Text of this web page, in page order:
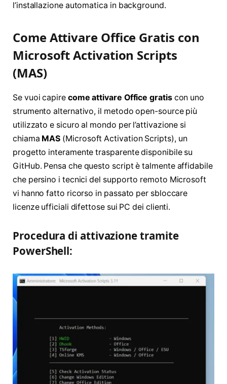
l’installazione automatica in background.
Come Attivare Office Gratis con
Microsoft Activation Scripts
(MAS)
Se vuoi capire come attivare Office gratiscon uno
strumento alternativo, il metodo open-source più
utilizzato e sicuro al mondo per l’attivazione si
chiama MAS (Microsoft Activation Scripts), un
progetto interamente trasparente disponibile su
GitHub. Pensa che questo script è talmente affidabile
che persino i tecnici del supporto remoto Microsoft
vi hanno fatto ricorso in passato per sbloccare
licenze ufficiali difettose sui PC dei clienti.
Procedura di attivazione tramite
PowerShell: